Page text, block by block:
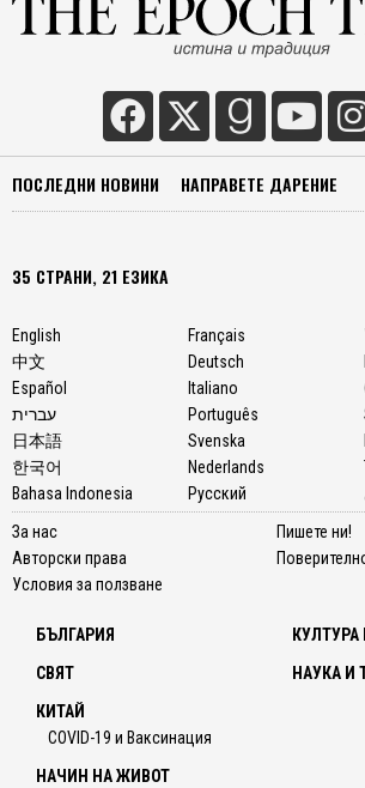
ПОСЛЕДНИ НОВИНИ НАПРАВЕТЕ ДАРЕНИЕ
35 СТРАНИ, 21 ЕЗИКА
English
中文
Español
עברית
日本語
한국어
Bahasa Indonesia
Français
Deutsch
Italiano
Português
Svenska
Nederlands
Русский
За нас
Авторски права
Условия за ползване
Пишете ни!
БЪЛГАРИЯ
СВЯТ
КИТАЙ
COVID-19 и Ваксинация
КУЛТУРА
НАУКА И
НАЧИН НА ЖИВОТ